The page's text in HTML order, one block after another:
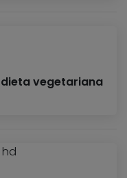
vegetariana